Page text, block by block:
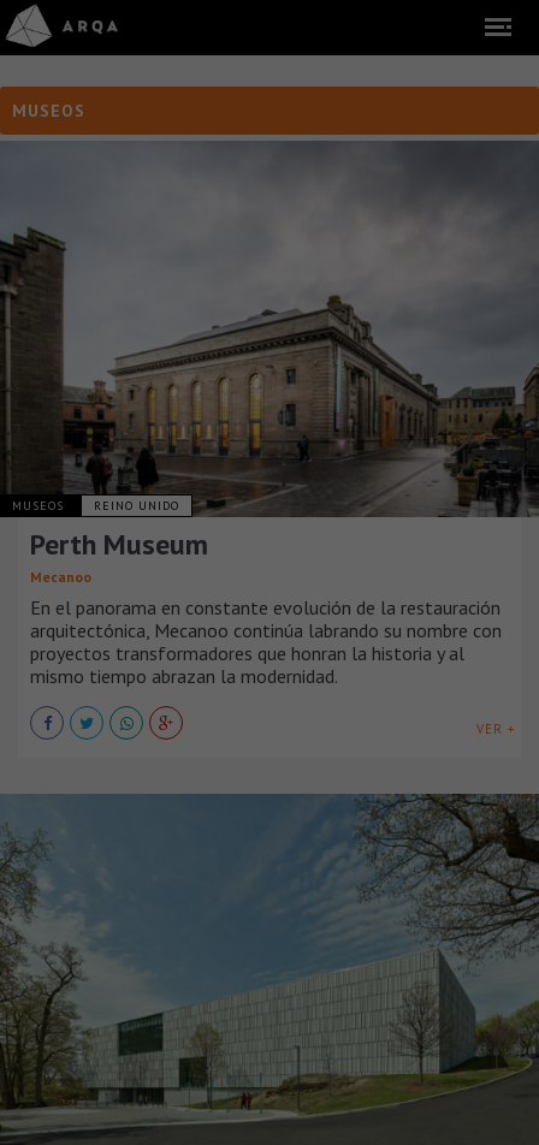
MUSEOS
MUSEOS REINO UNIDO
Perth Museum
Mecanoo
En el panorama en constante evolución de la restauración
arquitectónica, Mecanoo continúa labrando su nombre con
proyectos transformadores que honran la historia y al
mismo tiempo abrazan la modernidad.
VER +